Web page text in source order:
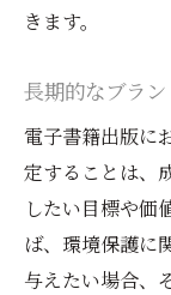
きます。
長期的なブラ
電子書籍出版に
定することは、
したい目標や価
ば、環境保護に
与えたい場合、